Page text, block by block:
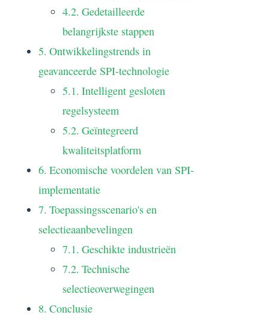
Gedetailleerde
belangrijkste stappen
Ontwikkelingstrends in
geavanceerde SPI-technologie
Intelligent gesloten
regelsysteem
Geïntegreerd
kwaliteitsplatform
Economische voordelen van SPI-
implementatie
Toepassingsscenario's en
selectieaanbevelingen
Geschikte industrieën
Technische
selectieoverwegingen
Conclusie